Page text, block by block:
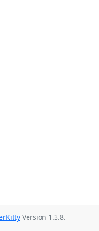
Version 1.3.8.